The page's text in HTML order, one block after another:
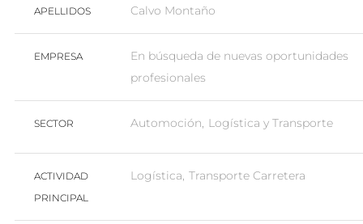
APELLIDOS Calvo Montaño
EMPRESA
En búsqueda de nuevas oportunidades
profesionales
SECTOR Automoción Logística y Transporte
ACTIVIDAD
PRINCIPAL
Logística Transporte Carretera